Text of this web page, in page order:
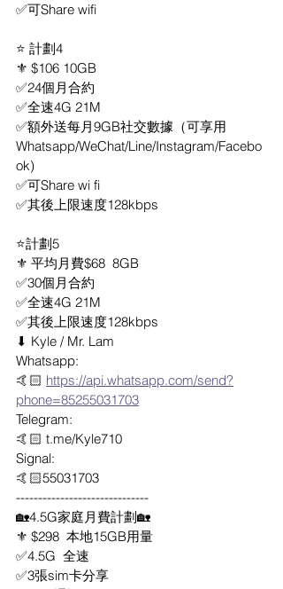
✅可Share wifi
⭐ 計劃4
⚜️ $106 10GB
✅24個月合約
✅全速4G 21M
✅額外送每月9GB社交數據（可享用
Whatsapp/WeChat/Line/Instagram/Facebo
ok)
✅可Share wi fi
✅其後上限速度128kbps
⭐計劃5
⚜️ 平均月費$68  8GB
✅30個月合約
✅全速4G 21M
✅其後上限速度128kbps
⬇ Kyle / Mr. Lam
Whatsapp:
🤙🏻 https://api.whatsapp.com/send?
phone=85255031703
Telegram:
🤙🏻 t.me/Kyle710
Signal:
🤙🏻55031703
------------------------------
🏡4.5G家庭月費計劃🏡
⚜️ $298  本地15GB用量
✅4.5G  全速
✅3張sim卡分享